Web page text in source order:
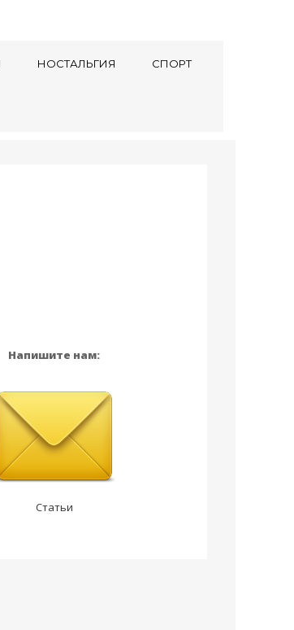
НОСТАЛЬГИЯ СПОРТ
Напишите нам:
Статьи